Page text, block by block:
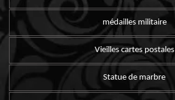
médailles militaire
Vieilles cartes postales
Statue de marbre